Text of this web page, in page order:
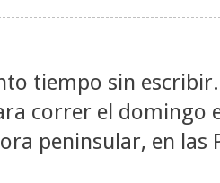
tiempo sin
correr el domingo
peninsular, en las